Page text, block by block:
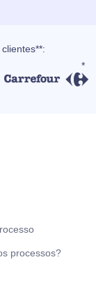
processos?